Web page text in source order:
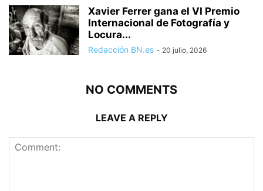
Xavier Ferrer gana el VI Premio
Internacional de Fotografía y
Locura...
Redacción BN.es - 20 julio, 2026
NO COMMENTS
LEAVE A REPLY